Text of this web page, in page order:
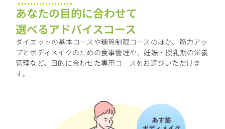
あなたの目的に合わせて
選べるアドバイスコース
ダイエットの基本コースや糖質制限コースのほか、筋力アッ
プとボディメイクのための食事管理や、妊娠・授乳期の栄養
管理など、目的に合わせた専用コースをお選びいただけま
す。